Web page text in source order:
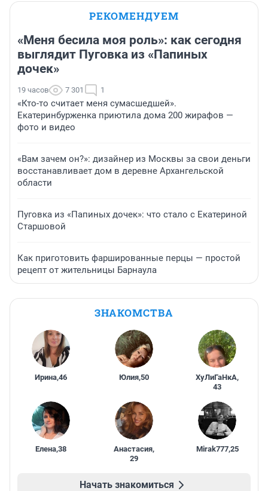
РЕКОМЕНДУЕМ
«Меня бесила моя роль»: как сегодня
выглядит Пуговка из «Папиных
дочек»
19 часов 7 301 1
«Кто-то считает меня сумасшедшей».
Екатеринбурженка приютила дома 200 жирафов —
фото и видео
«Вам зачем он?»: дизайнер из Москвы за свои деньги
восстанавливает дом в деревне Архангельской
области
Пуговка из «Папиных дочек»: что стало с Екатериной
Старшовой
Как приготовить фаршированные перцы — простой
рецепт от жительницы Барнаула
ЗНАКОМСТВА
Ирина,46 Юлия,50 ХуЛиГаНкА,
43
Елена,38 Анастасия,
29
Mirak777,25
Начать знакомиться